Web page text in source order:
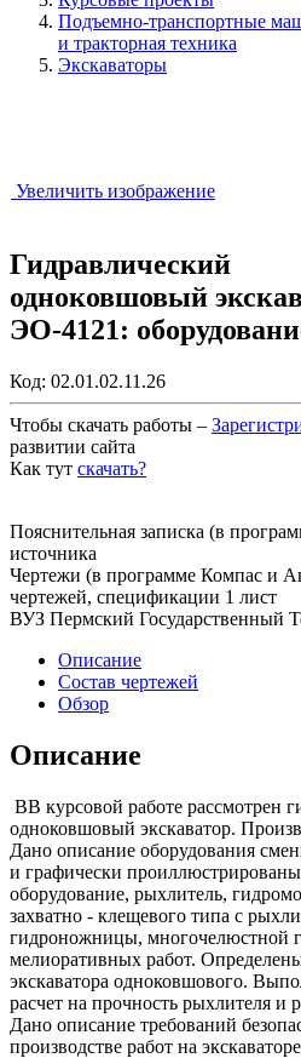
Подъемно-транспортные
и тракторная техника
Экскаваторы
Увеличить изображение
Гидравлический
одноковшовый
ЭО-4121:
Код: 02.01.02.11.26
Чтобы скачать работы –
развитии сайта
Как тут скачать?
Пояснительная записка (в
источника
Чертежи (в программе Компас и
чертежей, спецификации 1 лист
ВУЗ Пермский Государственный
Описание
Состав чертежей
Обзор
Описание
ВВ курсовой работе рассмотрен
одноковшовый экскаватор.
Дано описание оборудования
и графически
оборудование, рыхлитель,
захватно - клещевого типа с
гидроножницы, многочелюстной
мелиоративных работ.
экскаватора одноковшового.
расчет на прочность рыхлителя и
Дано описание требований
производстве работ на